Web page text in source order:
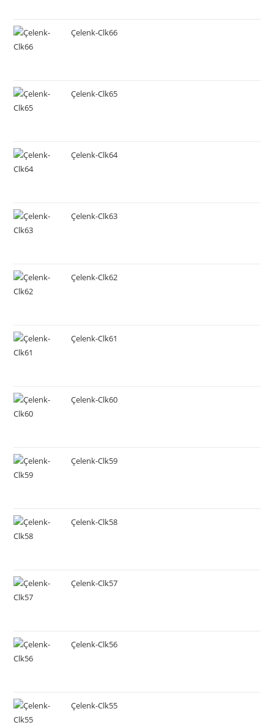
Çelenk-Clk66
Çelenk-Clk65
Çelenk-Clk64
Çelenk-Clk63
Çelenk-Clk62
Çelenk-Clk61
Çelenk-Clk60
Çelenk-Clk59
Çelenk-Clk58
Çelenk-Clk57
Çelenk-Clk56
Çelenk-Clk55